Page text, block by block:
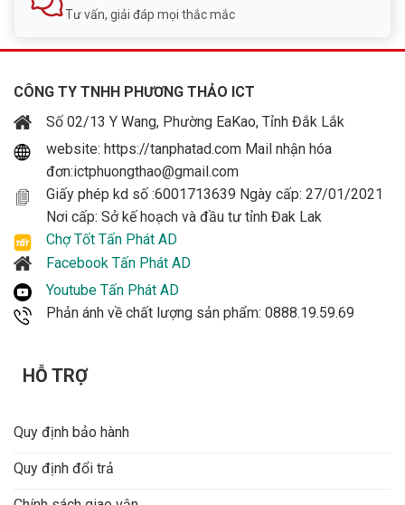
Tư vấn, giải đáp mọi thắc mắc
CÔNG TY TNHH PHƯƠNG THẢO ICT
Số 02/13 Y Wang, Phường EaKao, Tỉnh Đắk Lắk
website: https://tanphatad.com Mail nhận hóa
đơn:ictphuongthao@gmail.com
Giấy phép kd số :6001713639 Ngày cấp: 27/01/2021
Nơi cấp: Sở kế hoạch và đầu tư tỉnh Đak Lak
Chợ Tốt Tấn Phát AD
Facebook Tấn Phát AD
Youtube Tấn Phát AD
Phản ánh về chất lượng sản phẩm: 0888.19.59.69
HỖ TRỢ
Quy định bảo hành
Quy định đổi trả